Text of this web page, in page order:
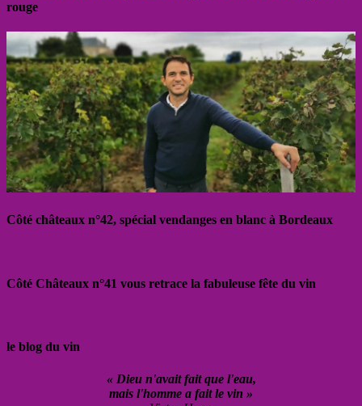
rouge
Côté châteaux n°42, spécial vendanges en blanc à Bordeaux
Côté Châteaux n°41 vous retrace la fabuleuse fête du vin
le blog du vin
« Dieu n'avait fait que l'eau,
mais l'homme a fait le vin »